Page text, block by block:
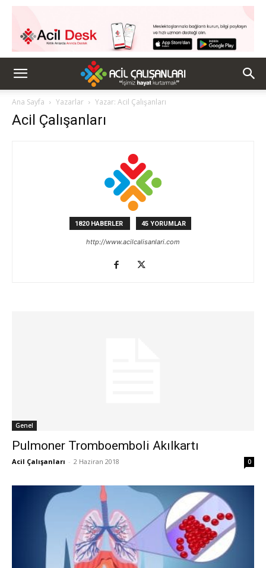
Ana Sayfa Yazarlar Yazar: Acil Çalışanları
Acil Çalışanları
1820 HABERLER 45 YORUMLAR
http://www.acilcalisanlari.com
Genel
Pulmoner Tromboemboli Akılkartı
Acil Çalışanları - 2 Haziran 2018 0